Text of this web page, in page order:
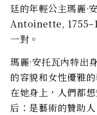
廷的年輕公主瑪麗·
Antoinette,
一對。
瑪麗·安托瓦內特出
的容貌和女性優雅
在她身上，人們都
后：是藝術的贊助